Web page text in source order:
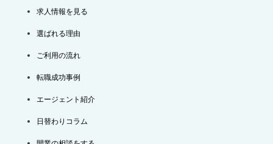
求人情報を見る
選ばれる理由
ご利用の流れ
転職成功事例
エージェント紹介
日替わりコラム